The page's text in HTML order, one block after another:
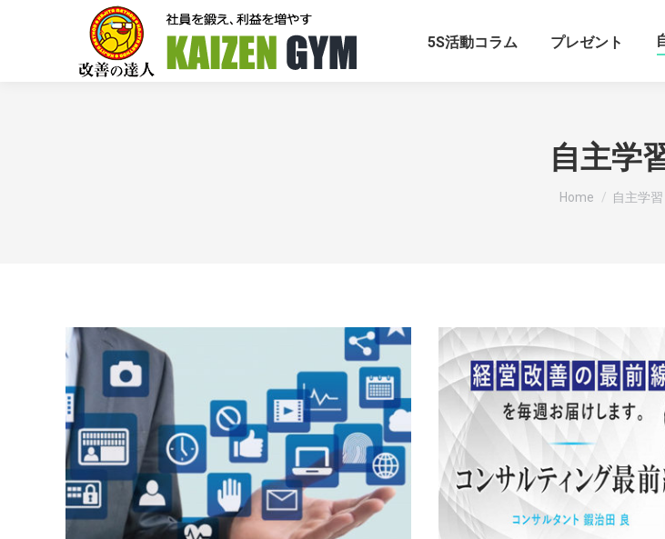
5S活動コラム プレゼント
自主学
You are here:
Home 自主学習